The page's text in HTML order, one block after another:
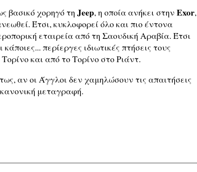
βασικό χορηγό τη Jeep, η οποία ανήκει στην Exor,
Έτσι, κυκλοφορεί όλο και πιο έντονα
εταιρεία από τη Σαουδική Αραβία. Έτσι
περίεργες ιδιωτικές πτήσεις τους
και από το Τορίνο στο Ριάντ.
αν οι Άγγλοι δεν χαμηλώσουν τις απαιτήσεις
μεταγραφή.